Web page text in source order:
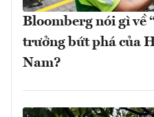
Bloomberg nói gì về
trưởng bứt phá của
Nam?